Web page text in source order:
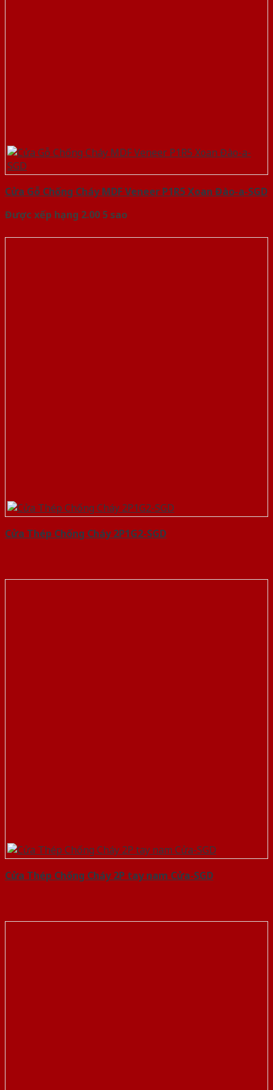
Cửa Gỗ Chống Cháy MDF Veneer P1R5 Xoan Đào-a-SGD
Được xếp hạng 2.00 5 sao
Cửa Thép Chống Cháy 2P1G2-SGD
Cửa Thép Chống Cháy 2P tay nam Cửa-SGD